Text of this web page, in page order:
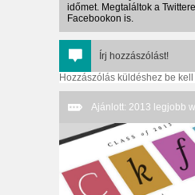
időmet. Megtaláltok a
Facebookon is.
Írj hozzászólást!
Hozzászólás küldéshez be kell
Ajánlott: 2013 legjobb